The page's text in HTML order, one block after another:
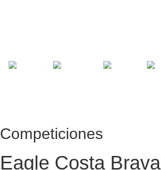
Competiciones
Eagle Costa Brava